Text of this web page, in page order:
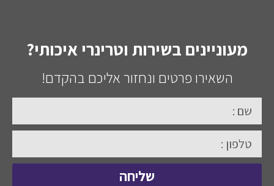
מעוניינים בשירות וטרינרי איכותי?
השאירו פרטים ונחזור אליכם בהקדם!
שליחה